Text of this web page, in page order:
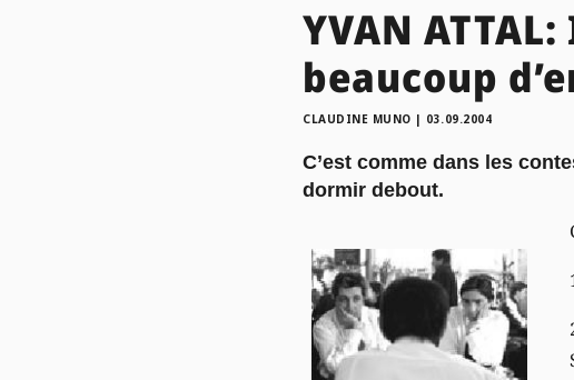
YVAN
beaucoup
CLAUDINE MUNO | 03.09.2004
C’est comme dans les
dormir debout.